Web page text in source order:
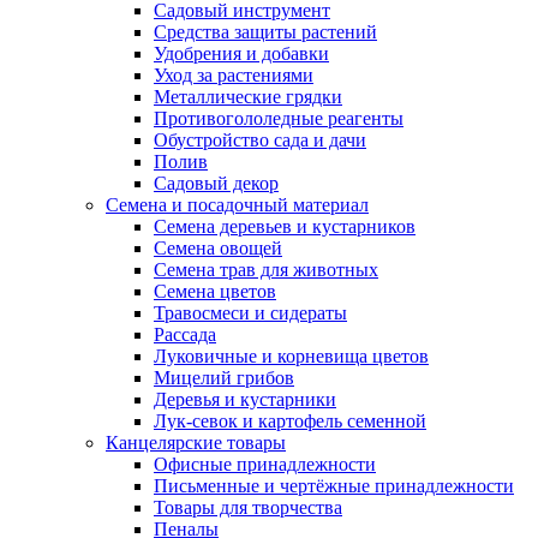
Садовый инструмент
Средства защиты растений
Удобрения и добавки
Уход за растениями
Металлические грядки
Противогололедные реагенты
Обустройство сада и дачи
Полив
Садовый декор
Семена и посадочный материал
Семена деревьев и кустарников
Семена овощей
Семена трав для животных
Семена цветов
Травосмеси и сидераты
Рассада
Луковичные и корневища цветов
Мицелий грибов
Деревья и кустарники
Лук-севок и картофель семенной
Канцелярские товары
Офисные принадлежности
Письменные и чертёжные принадлежности
Товары для творчества
Пеналы